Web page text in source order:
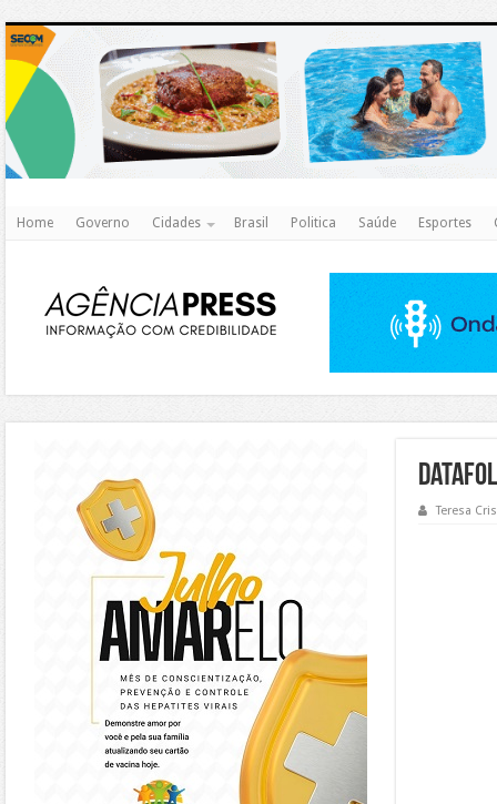
Home Governo Cidades Brasil Politica Saúde Esportes
Teresa